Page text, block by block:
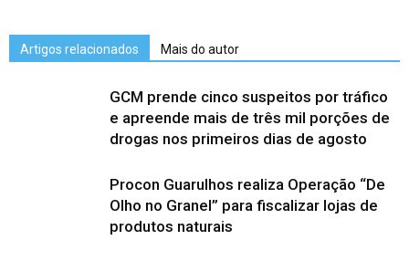
Artigos relacionados Mais do autor
GCM prende cinco suspeitos por tráfico
e apreende mais de três mil porções de
drogas nos primeiros dias de agosto
Procon Guarulhos realiza Operação “De
Olho no Granel” para fiscalizar lojas de
produtos naturais